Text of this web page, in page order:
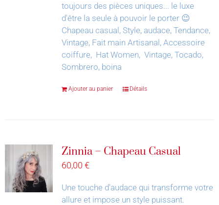
toujours des pièces uniques... le luxe
d'être la seule à pouvoir le porter 😉
Chapeau casual, Style, audace, Tendance,
Vintage, Fait main Artisanal, Accessoire
coiffure, Hat Women, Vintage, Tocado,
Sombrero, boina
Ajouter au panier Détails
Zinnia – Chapeau Casual
60,00 €
Une touche d'audace qui transforme votre
allure et impose un style puissant.